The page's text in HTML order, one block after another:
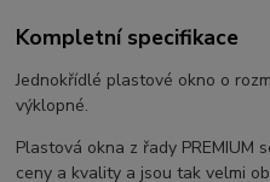
Kompletní specifikace
Jednokřídlé plastové okno o
výklopné.
Plastová okna z řady PREMIUM
ceny a kvality a jsou tak velmi